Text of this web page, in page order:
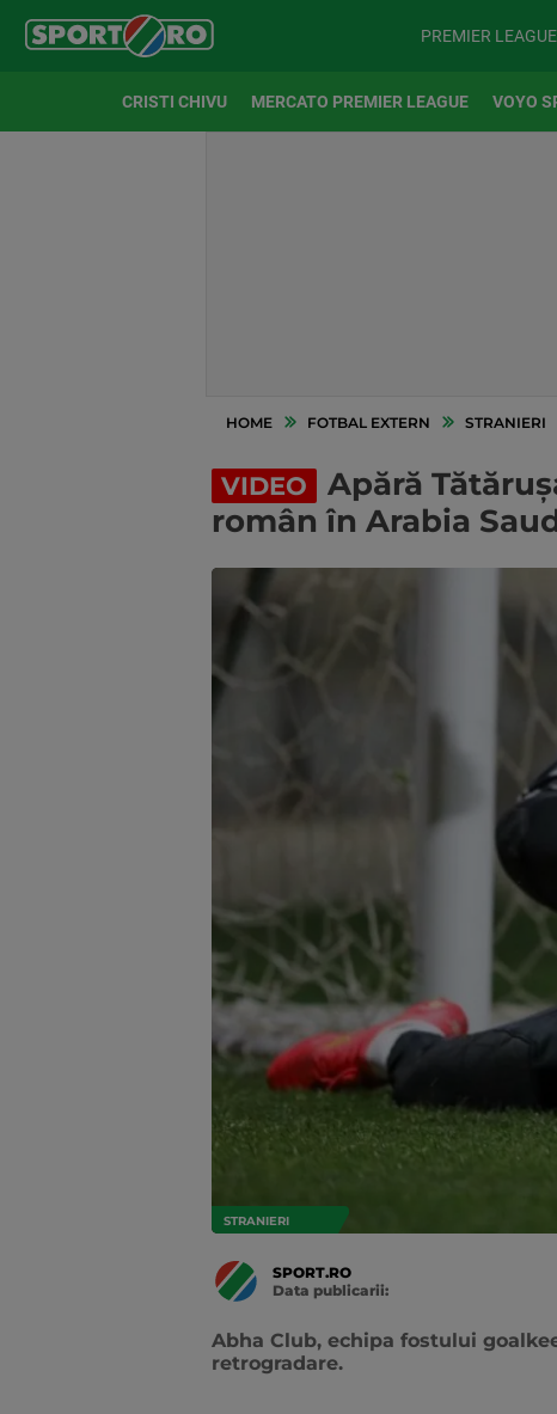
PREMIER
CRISTI CHIVU MERCATO PREMIER LEAGUE VOYO
HOME FOTBAL EXTERN STRANIERI
VIDEO
Apără
român în Arabia
STRANIERI
SPORT.RO
Data publicarii:
Abha Club, echipa fostului
retrogradare.